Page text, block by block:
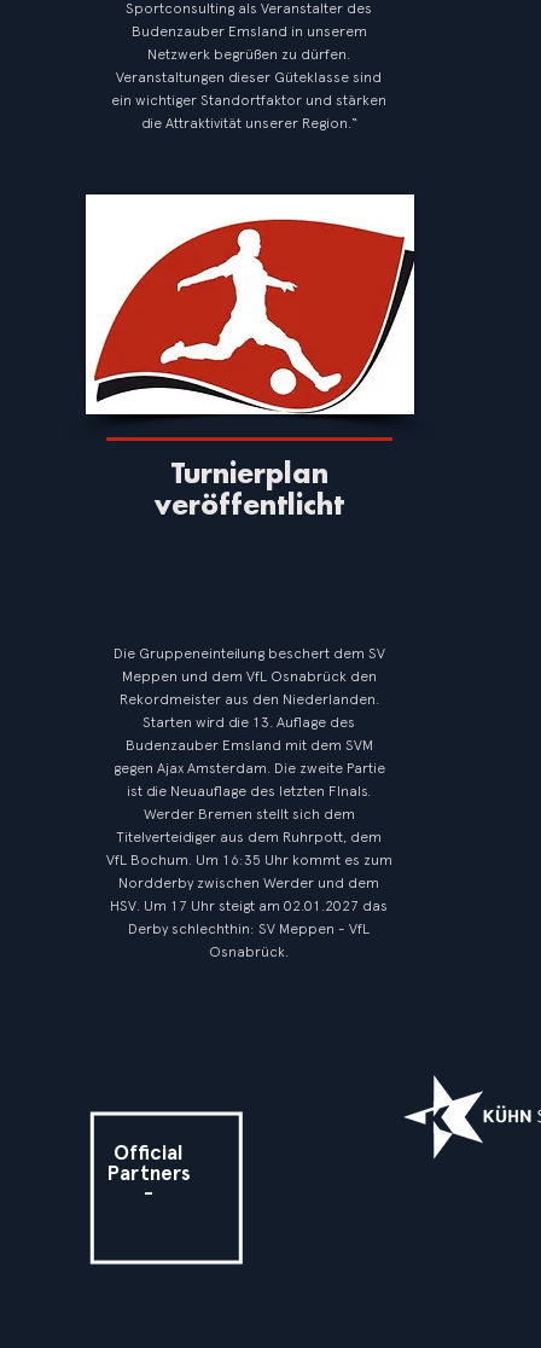
Sportconsulting als Veranstalter des
Budenzauber Emsland in unserem
Netzwerk begrüßen zu dürfen.
Veranstaltungen dieser Güteklasse sind
ein wichtiger Standortfaktor und stärken
die Attraktivität unserer Region.“
Turnierplan
veröffentlicht
Die Gruppeneinteilung beschert dem SV
Meppen und dem VfL Osnabrück den
Rekordmeister aus den Niederlanden.
Starten wird die 13. Auflage des
Budenzauber Emsland mit dem SVM
gegen Ajax Amsterdam. Die zweite Partie
ist die Neuauflage des letzten FInals.
Werder Bremen stellt sich dem
Titelverteidiger aus dem Ruhrpott, dem
VfL Bochum. Um 16:35 Uhr kommt es zum
Nordderby zwischen Werder und dem
HSV. Um 17 Uhr steigt am 02.01.2027 das
Derby schlechthin: SV Meppen - VfL
Osnabrück.
Official
Partners
-